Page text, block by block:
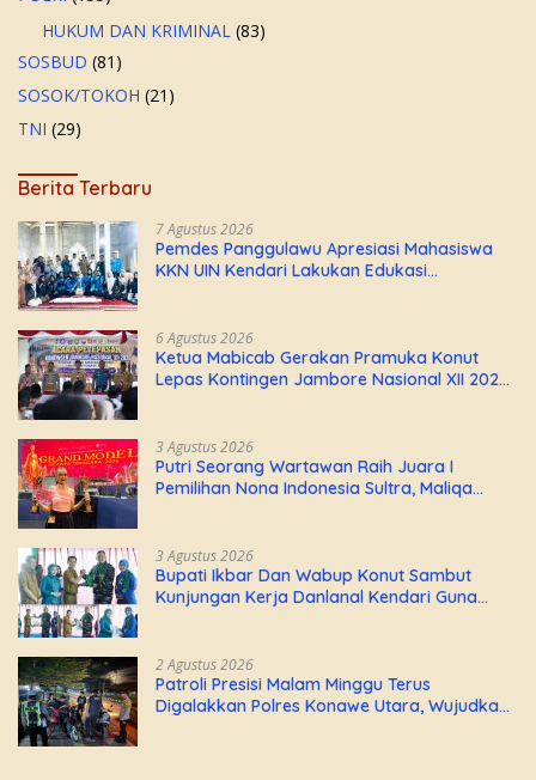
HUKUM DAN KRIMINAL (83)
SOSBUD (81)
SOSOK/TOKOH (21)
TNI (29)
Berita Terbaru
7 Agustus 2026
Pemdes Panggulawu Apresiasi Mahasiswa
KKN UIN Kendari Lakukan Edukasi
6 Agustus 2026
Ketua Mabicab Gerakan Pramuka Konut
Lepas Kontingen Jambore Nasional XII 2026,
3 Agustus 2026
Putri Seorang Wartawan ‎Raih Juara I
Pemilihan Nona Indonesia Sultra, Maliqa
Indonesia
3 Agustus 2026
Bupati Ikbar Dan Wabup Konut Sambut
Kunjungan Kerja Danlanal Kendari Guna
2 Agustus 2026
Patroli Presisi Malam Minggu Terus
Digalakkan Polres Konawe Utara, Wujudkan